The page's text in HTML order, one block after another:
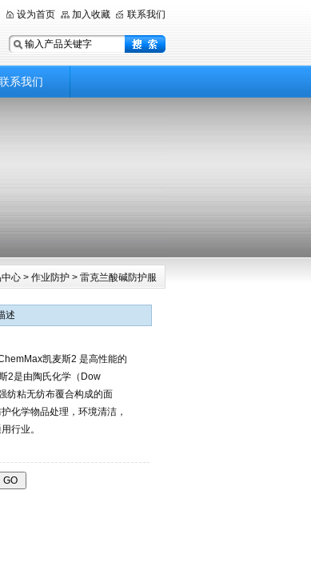
设为首页 加入收藏 联系我们
系我们
中心 > 作业防护 > 雷克兰酸碱防护服
述
凯麦斯2 是高性能的
2是由陶氏化学（Dow
纺粘无纺布覆合构成的面
化学物品处理，环境清洁，
行业。